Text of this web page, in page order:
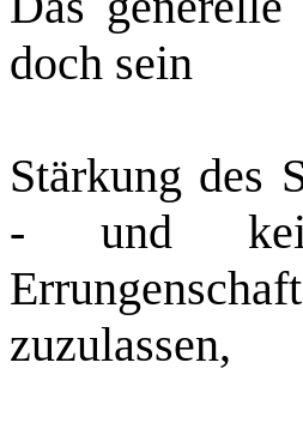
doch sein
Stärkung des
‑ und
zuzulassen,